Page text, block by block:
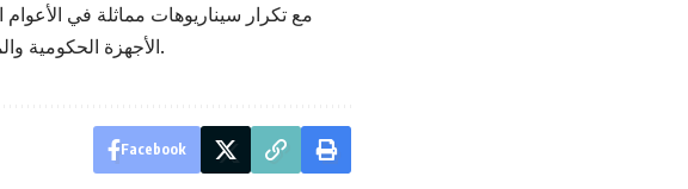
مع تكرار سيناريوهات مماثلة في
الأجهزة الحكومية والمجتمع المحلي سيكونان عاملاً حاسماً في تقليل الأضرار المحتملة.
Facebook